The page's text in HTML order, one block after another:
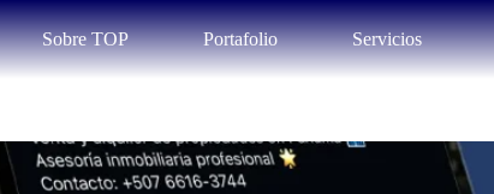
Sobre TOP Portafolio Servicios